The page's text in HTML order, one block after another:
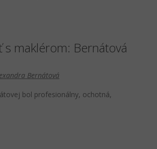
s maklérom: Bernátová
Bernátová
bol profesionálny, ochotná,